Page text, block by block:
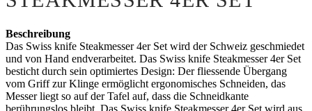
Beschreibung
Das Swiss knife Steakmesser 4er Set wird der Schweiz geschmiedet
und von Hand endverarbeitet. Das Swiss knife Steakmesser 4er Set
besticht durch sein optimiertes Design: Der fliessende Übergang
vom Griff zur Klinge ermöglicht ergonomisches Schneiden, das
Messer liegt so auf der Tafel auf, dass die Schneidkante
berührungslos bleibt. Das Swiss knife Steakmesser 4er Set wird aus